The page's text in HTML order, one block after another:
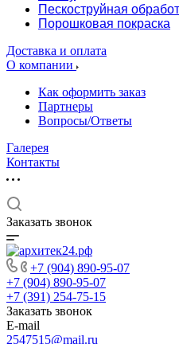
Пескоструйная
Порошковая покраска
Доставка и оплата
О компании
Как оформить заказ
Партнеры
Вопросы/Ответы
Галерея
Контакты
Заказать звонок
+7 (904) 890-95-07
+7 (904) 890-95-07
+7 (391) 254-75-15
Заказать звонок
E-mail
2547515@mail.ru